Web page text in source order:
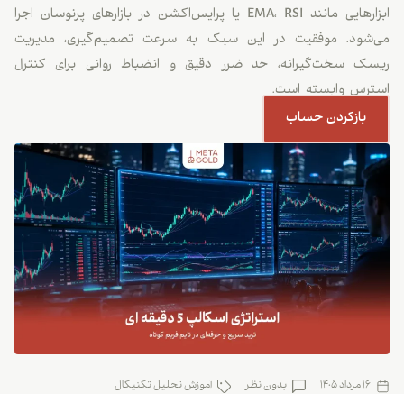
ابزارهایی مانند EMA، RSI یا پرایس‌اکشن در بازارهای پرنوسان اجرا
می‌شود. موفقیت در این سبک به سرعت تصمیم‌گیری، مدیریت
ریسک سخت‌گیرانه، حد ضرر دقیق و انضباط روانی برای کنترل
استرس وابسته است.
بازکردن حساب
16 مرداد 1405 بدون نظر آموزش تحلیل تکنیکال